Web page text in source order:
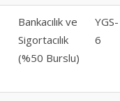
Bankacılık ve
Sigortacılık
(%50 Burslu)
YGS-
6